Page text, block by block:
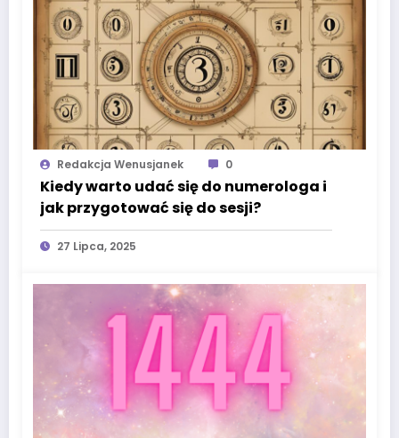
Redakcja Wenusjanek 0
Kiedy warto udać się do numerologa i
jak przygotować się do sesji?
27 Lipca, 2025